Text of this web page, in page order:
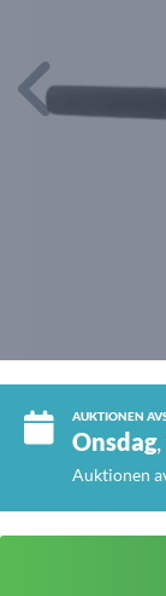
AUKTIONEN
Onsdag
Auktionen